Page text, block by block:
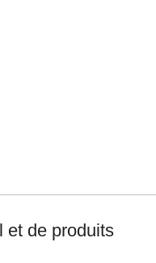
et de produits